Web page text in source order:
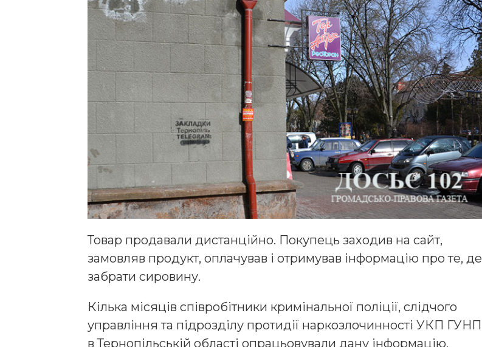
Товар продавали дистанційно. Покупець заходив на сайт,
замовляв продукт, оплачував і отримував інформацію про те, де
забрати сировину.
Кілька місяців співробітники кримінальної поліції, слідчого
управління та підрозділу протидії наркозлочинності УКП ГУНП
в Тернопільській області опрацьовували дану інформацію,